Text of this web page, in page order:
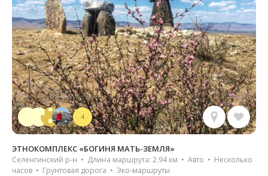
4
ЭТНОКОМПЛЕКС «БОГИНЯ МАТЬ-ЗЕМЛЯ»
Селенгинский р-н • Длина маршрута: 2.94 км • Авто • Несколько
часов • Грунтовая дорога • Эко-маршруты